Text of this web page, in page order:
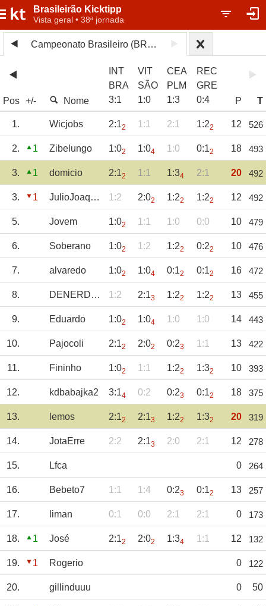
Brasileirão Kicktipp
Vista geral • 38ª jornada
Campeonato Brasileiro (BRA) 2025
Pos +/- Nome
INT
BRA
3:1
VIT
SÃO
1:0
CEA
PLM
1:3
REC
GRE
0:4 P T
1. Wicjobs 2:12 1:1 2:1 1:22 12 526
2. 1 Zibelungo 1:02 1:04 1:0 0:12 18 493
3. 1 domicio 2:12 1:1 1:34 2:1 20 492
3. 1 JulioJoaquim 1:2 2:02 1:22 1:22 12 492
5. Jovem 1:02 1:1 1:0 0:0 10 479
6. Soberano 1:02 1:2 1:22 0:22 10 476
7. alvaredo 1:02 1:04 0:12 0:12 16 472
8. DENERDNR 1:2 2:13 1:22 1:22 13 455
9. Eduardo 1:02 1:04 1:0 1:0 14 443
10. Pajocoli 2:12 2:02 0:23 1:1 13 422
11. Fininho 1:02 1:1 1:22 1:32 10 393
12. kdbabajka2 3:14 0:2 0:23 0:12 18 375
13. lemos 2:12 2:13 1:22 1:32 20 319
14. JotaErre 2:2 2:13 2:0 2:1 12 278
15. Lfca 0 264
16. Bebeto7 1:1 1:4 0:23 0:12 13 257
17. liman 0:1 0:0 2:1 2:1 0 173
18. 1 José 2:12 2:02 1:34 1:1 12 132
19. 1 Rogerio 0 122
20. gillinduuu 0 50